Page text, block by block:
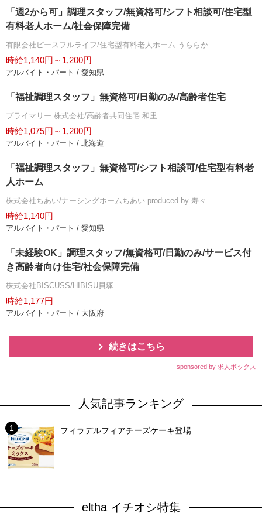
「週2から可」調理スタッフ/無資格可/シフト相談可/住宅型
有料老人ホーム/社会保障完備
有限会社ピースフルライフ/住宅型有料老人ホーム うららか
時給1,140円～1,200円
アルバイト・パート / 愛知県
「福祉調理スタッフ」無資格可/日勤のみ/高齢者住宅
プライマリー 株式会社/高齢者共同住宅 和里
時給1,075円～1,200円
アルバイト・パート / 北海道
「福祉調理スタッフ」無資格可/シフト相談可/住宅型有料老
人ホーム
株式会社ちあい/ナーシングホームちあい produced by 寿々
時給1,140円
アルバイト・パート / 愛知県
「未経験OK」調理スタッフ/無資格可/日勤のみ/サービス付
き高齢者向け住宅/社会保障完備
株式会社BISCUSS/HIBISU貝塚
時給1,177円
アルバイト・パート / 大阪府
続きはこちら
sponsored by 求人ボックス
人気記事ランキング
フィラデルフィアチーズケーキ登場
eltha イチオシ特集